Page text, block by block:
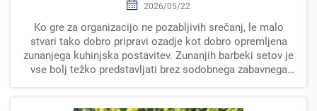
2026/05/22
Ko gre za organizacijo ne pozabljivih srečanj, le malo
stvari tako dobro pripravi ozadje kot dobro opremljena
zunanjega kuhinjska postavitev. Zunanjih barbeki setov je
vse bolj težko predstavljati brez sodobnega zabavnega